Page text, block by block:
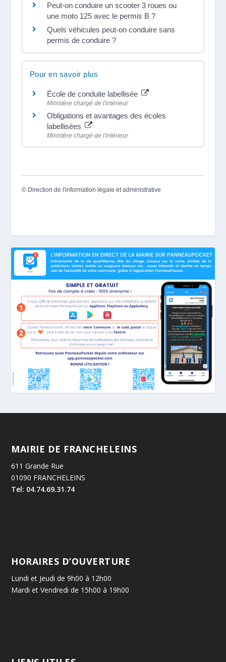
Peut-on conduire un scooter 3 roues ou
une moto 125 avec le permis B ?
Quels véhicules peut-on conduire sans
permis de conduire ?
Pour en savoir plus
École de conduite labellisée
Ministère chargé de l'intérieur
Obligations et avantages des écoles
labellisées
Ministère chargé de l'intérieur
© Direction de l'information légale et administrative
MAIRIE DE FRANCHELEINS
611 Grande Rue
01090 FRANCHELEINS
Tel: 04.74.69.31.74
HORAIRES D’OUVERTURE
Lundi et Jeudi de 9h00 à 12h00
Mardi et Vendredi de 15h00 à 19h00